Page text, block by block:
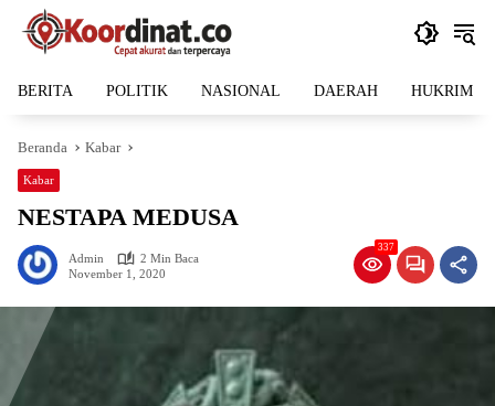
Langsung
BERITA POLITIK NASIONAL DAERAH HUKRIM
Beranda Kabar
Kabar
NESTAPA MEDUSA
Admin
2 Min Baca
November 1, 2020
337